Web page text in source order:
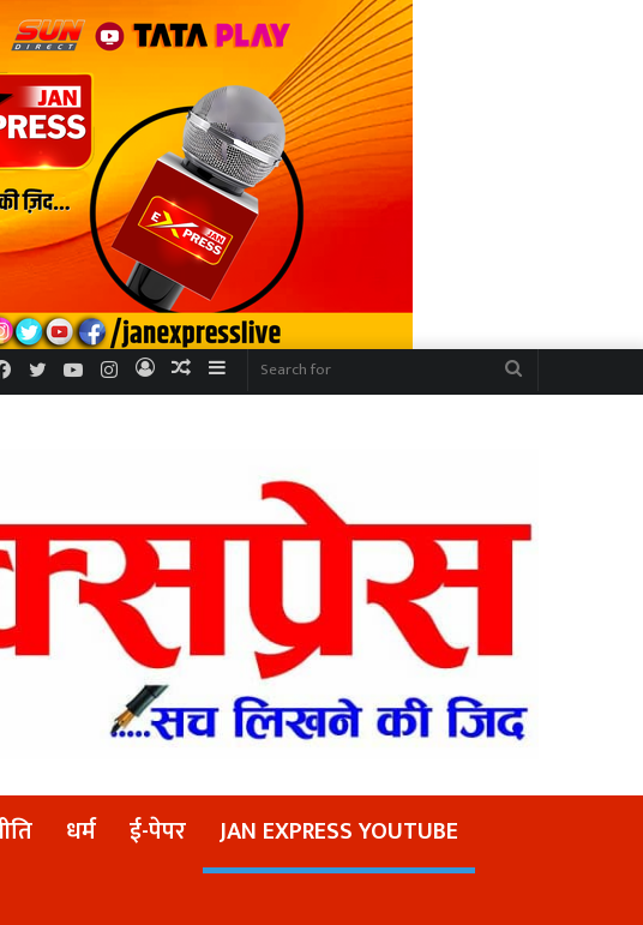
Sidebar
Random
Log
Instagram
YouTube
Twitter
Facebook
धर्म ई-पेपर
JAN EXPRESS YOUTUBE